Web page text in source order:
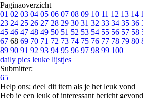
Paginaoverzicht
01 02 03 04 05 06 07 08 09 10 11 12 13 14
23 24 25 26 27 28 29 30 31 32 33 34 35 36
45 46 47 48 49 50 51 52 53 54 55 56 57 58
67 68 69 70 71 72 73 74 75 76 77 78 79 80
89 90 91 92 93 94 95 96 97 98 99 100
daily pics leuke lijstjes
Submitter:
65
Help ons; deel dit item als je het leuk vond
Heb je een leuk of interessant bericht